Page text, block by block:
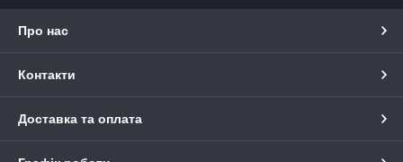
Про нас
Контакти
Доставка та оплата